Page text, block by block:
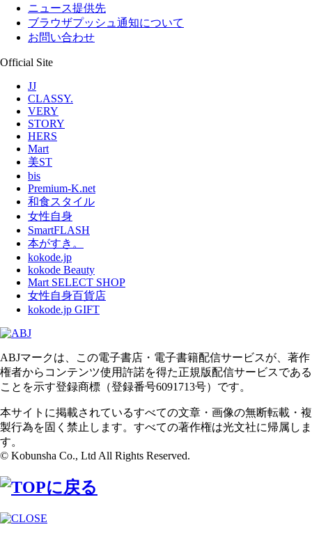
ニュース提供先
ブラウザプッシュ通知について
お問い合わせ
Official Site
JJ
CLASSY.
VERY
STORY
HERS
Mart
美ST
bis
Premium-K.net
和食スタイル
女性自身
SmartFLASH
本がすき。
kokode.jp
kokode Beauty
Mart SELECT SHOP
女性自身百貨店
kokode.jp GIFT
ABJマークは、この電子書店・電子書籍配信サービスが、著作
権者からコンテンツ使用許諾を得た正規版配信サービスである
ことを示す登録商標（登録番号6091713号）です。
本サイトに掲載されているすべての文章・画像の無断転載・複
製行為を固く禁止します。すべての著作権は光文社に帰属しま
す。
© Kobunsha Co., Ltd All Rights Reserved.